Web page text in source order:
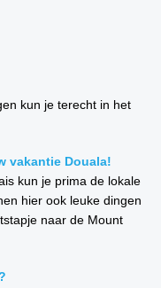
kun je terecht in het
vakantie Douala!
kun je prima de lokale
hier ook leuke dingen
naar de Mount